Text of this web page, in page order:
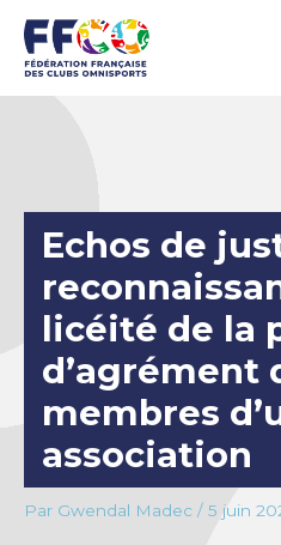
contenu
Echos de
licéité de la
d’agrément
membres
association
Par Gwendal Madec / 5 juin